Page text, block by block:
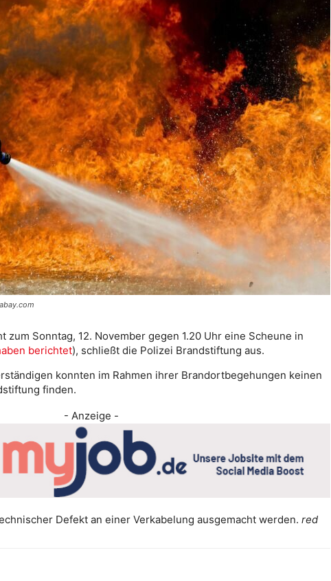
zum Sonntag, 12. November gegen 1.20 Uhr eine Scheune in
berichtet), schließt die Polizei Brandstiftung aus.
konnten im Rahmen ihrer Brandortbegehungen keinen
finden.
- Anzeige -
Defekt an einer Verkabelung ausgemacht werden. red